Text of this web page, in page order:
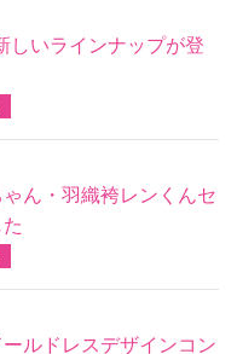
しいラインナップが登
ん・羽織袴レンくんセ
ルドレスデザインコン